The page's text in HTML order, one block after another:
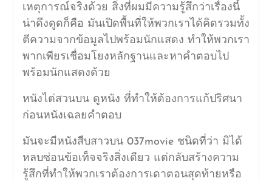
เหตุการณ์จริงด้วย สิ่งที่ผมมีความรู้สึกว่าเรื่องนี้
น่าดึงดูดก็คือ มันเปิดพื้นที่ให้พวกเราได้คิดรวมทั้ง
ตีความจากข้อมูลไปพร้อมนักแสดง ทำให้พวกเรา
พากเพียรเชื่อมโยงหลักฐานและหาคำตอบไป
พร้อมนักแสดงด้วย
หนังไต่สวนบน ดูหนัง ที่ทำให้ต้องการแก้ปริศนา
ก่อนหนังเฉลยคำตอบ
มันจะมีหนังสืบสาวบน 037movie ชนิดที่ว่า มิได้
หลบซ่อนข้อเท็จจริงสิ่งเดียว แต่กลับสร้างความ
รู้สึกที่ทำให้พวกเราต้องการเดาตอนสุดท้ายหรือ